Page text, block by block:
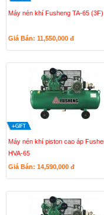
Máy nén khí Fusheng TA-65 (3F)
Giá Bán: 11,550,000 đ
Máy nén khí piston cao áp
HVA-65
Giá Bán: 14,590,000 đ